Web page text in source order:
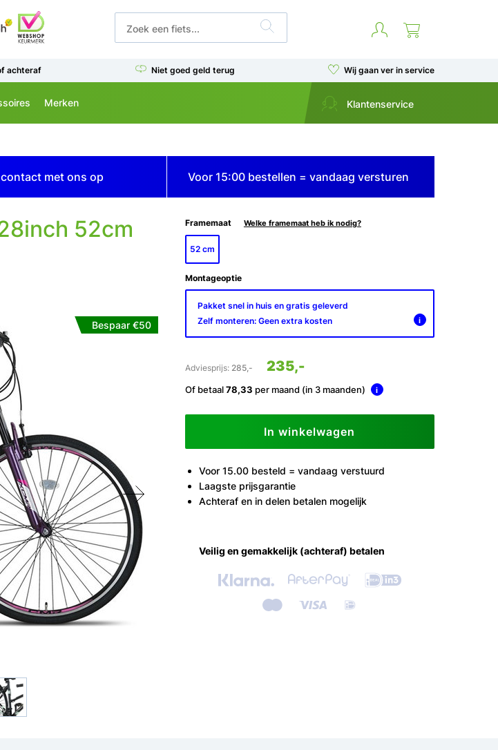
achteraf Niet goed geld terug Wij gaan ver in service
Merken Klantenservice
contactmet ons op Voor 15:00 bestellen = vandaag versturen
52cm
Bespaar €50
Framemaat Welke framemaat heb ik nodig?
52 cm
Montageoptie
Pakket snel in huis en gratis geleverd
Zelf monteren: Geen extra kosten
i
Adviesprijs: 285,- 235,-
Of betaal78,33 per maand (in 3 maanden) i
In winkelwagen
Voor 15.00 besteld = vandaag verstuurd
Laagste prijsgarantie
Achteraf en in delen betalen mogelijk
Veilig en gemakkelijk (achteraf) betalen